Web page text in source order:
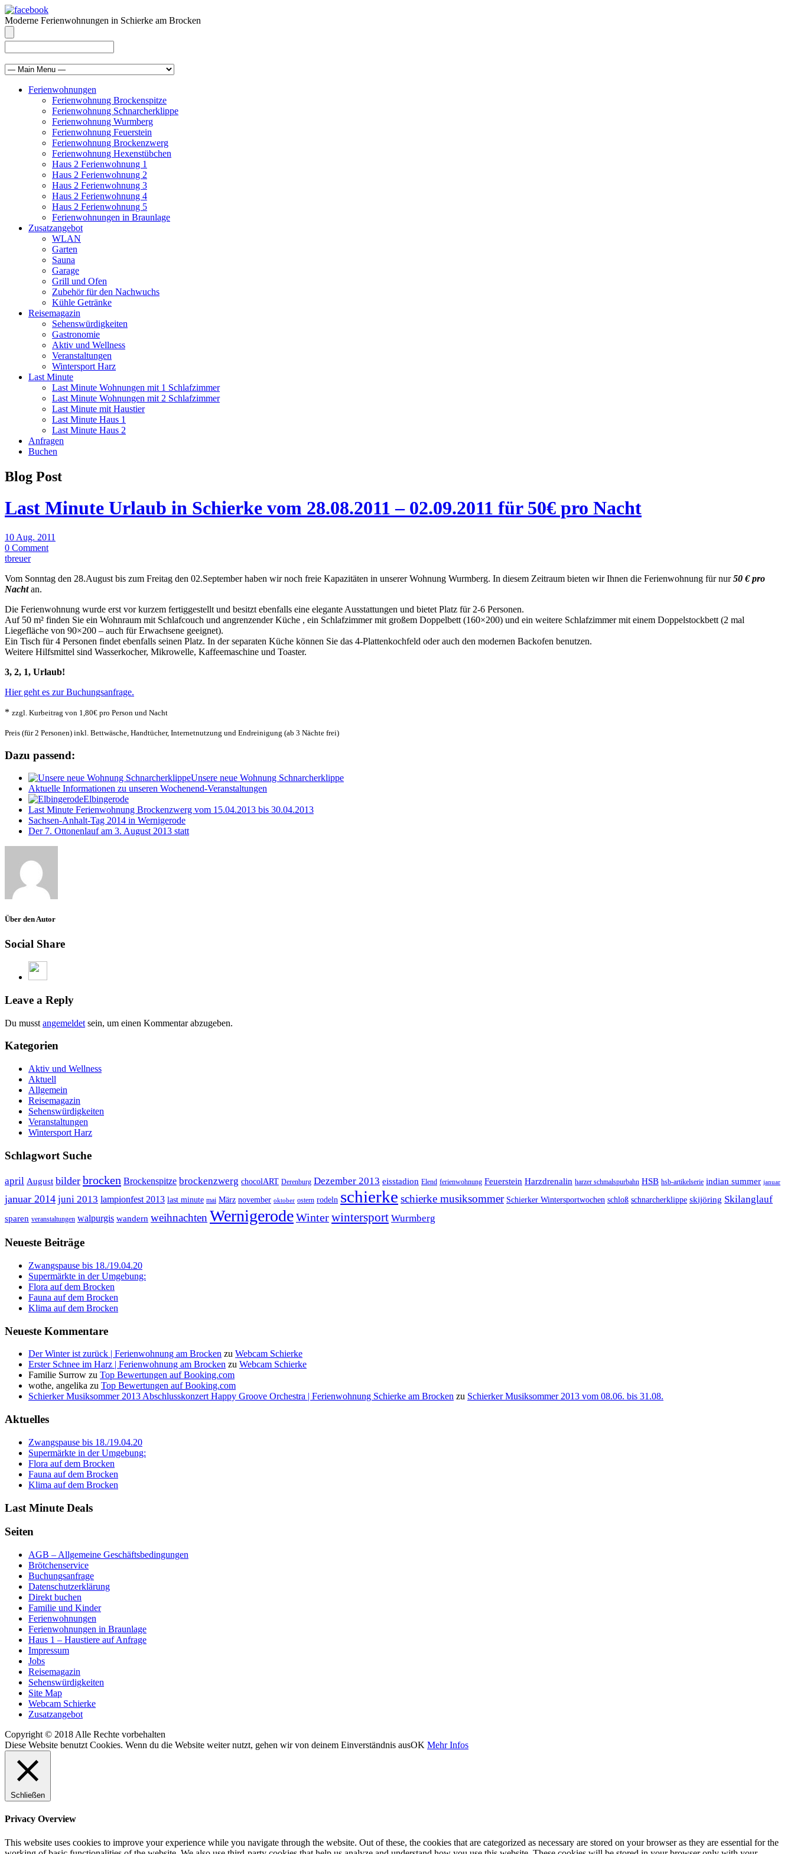
Moderne Ferienwohnungen in Schierke am Brocken
Ferienwohnungen
Ferienwohnung Brockenspitze
Ferienwohnung Schnarcherklippe
Ferienwohnung Wurmberg
Ferienwohnung Feuerstein
Ferienwohnung Brockenzwerg
Ferienwohnung Hexenstübchen
Haus 2 Ferienwohnung 1
Haus 2 Ferienwohnung 2
Haus 2 Ferienwohnung 3
Haus 2 Ferienwohnung 4
Haus 2 Ferienwohnung 5
Ferienwohnungen in Braunlage
Zusatzangebot
WLAN
Garten
Sauna
Garage
Grill und Ofen
Zubehör für den Nachwuchs
Kühle Getränke
Reisemagazin
Sehenswürdigkeiten
Gastronomie
Aktiv und Wellness
Veranstaltungen
Wintersport Harz
Last Minute
Last Minute Wohnungen mit 1 Schlafzimmer
Last Minute Wohnungen mit 2 Schlafzimmer
Last Minute mit Haustier
Last Minute Haus 1
Last Minute Haus 2
Anfragen
Buchen
Blog Post
Last Minute Urlaub in Schierke vom 28.08.2011 – 02.09.2011 für 50€ pro Nacht
10 Aug. 2011
0 Comment
tbreuer
Vom Sonntag den 28.August bis zum Freitag den 02.September haben wir noch freie Kapazitäten in unserer Wohnung Wurmberg. In diesem Zeitraum bieten wir Ihnen die Ferienwohnung für nur 50 € pro
Nacht an.
Die Ferienwohnung wurde erst vor kurzem fertiggestellt und besitzt ebenfalls eine elegante Ausstattungen und bietet Platz für 2-6 Personen.
Auf 50 m² finden Sie ein Wohnraum mit Schlafcouch und angrenzender Küche , ein Schlafzimmer mit großem Doppelbett (160×200) und ein weitere Schlafzimmer mit einem Doppelstockbett (2 mal
Liegefläche von 90×200 – auch für Erwachsene geeignet).
Ein Tisch für 4 Personen findet ebenfalls seinen Platz. In der separaten Küche können Sie das 4-Plattenkochfeld oder auch den modernen Backofen benutzen.
Weitere Hilfsmittel sind Wasserkocher, Mikrowelle, Kaffeemaschine und Toaster.
3, 2, 1, Urlaub!
Hier geht es zur Buchungsanfrage.
* zzgl. Kurbeitrag von 1,80€ pro Person und Nacht
Preis (für 2 Personen) inkl. Bettwäsche, Handtücher, Internetnutzung und Endreinigung (ab 3 Nächte frei)
Dazu passend:
Unsere neue Wohnung Schnarcherklippe
Aktuelle Informationen zu unseren Wochenend-Veranstaltungen
Elbingerode
Last Minute Ferienwohnung Brockenzwerg vom 15.04.2013 bis 30.04.2013
Sachsen-Anhalt-Tag 2014 in Wernigerode
Der 7. Ottonenlauf am 3. August 2013 statt
Über den Autor
Social Share
Leave a Reply
Du musst angemeldet sein, um einen Kommentar abzugeben.
Kategorien
Aktiv und Wellness
Aktuell
Allgemein
Reisemagazin
Sehenswürdigkeiten
Veranstaltungen
Wintersport Harz
Schlagwort Suche
april August bilder brocken Brockenspitze brockenzwerg chocolART Derenburg Dezember 2013 eisstadion Elend ferienwohnung Feuerstein Harzdrenalin harzer schmalspurbahn HSB hsb-artikelserie indian summer januar
januar 2014 juni 2013 lampionfest 2013 last minute mai März november oktober ostern rodeln schierke schierke musiksommer Schierker Wintersportwochen schloß schnarcherklippe skijöring Skilanglauf
sparen veranstaltungen walpurgis wandern weihnachten WernigerodeWinterwintersport Wurmberg
Neueste Beiträge
Zwangspause bis 18./19.04.20
Supermärkte in der Umgebung:
Flora auf dem Brocken
Fauna auf dem Brocken
Klima auf dem Brocken
Neueste Kommentare
Der Winter ist zurück | Ferienwohnung am Brocken zu Webcam Schierke
Erster Schnee im Harz | Ferienwohnung am Brocken zu Webcam Schierke
Familie Surrow zu Top Bewertungen auf Booking.com
wothe, angelika zu Top Bewertungen auf Booking.com
Schierker Musiksommer 2013 Abschlusskonzert Happy Groove Orchestra | Ferienwohnung Schierke am Brocken zu Schierker Musiksommer 2013 vom 08.06. bis 31.08.
Aktuelles
Zwangspause bis 18./19.04.20
Supermärkte in der Umgebung:
Flora auf dem Brocken
Fauna auf dem Brocken
Klima auf dem Brocken
Last Minute Deals
Seiten
AGB – Allgemeine Geschäftsbedingungen
Brötchenservice
Buchungsanfrage
Datenschutzerklärung
Direkt buchen
Familie und Kinder
Ferienwohnungen
Ferienwohnungen in Braunlage
Haus 1 – Haustiere auf Anfrage
Impressum
Jobs
Reisemagazin
Sehenswürdigkeiten
Site Map
Webcam Schierke
Zusatzangebot
Copyright © 2018 Alle Rechte vorbehalten
Diese Website benutzt Cookies. Wenn du die Website weiter nutzt, gehen wir von deinem Einverständnis ausOK Mehr Infos
Schließen
Privacy Overview
This website uses cookies to improve your experience while you navigate through the website. Out of these, the cookies that are categorized as necessary are stored on your browser as they are essential for the